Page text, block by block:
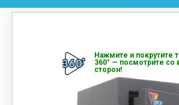
МЕТАЛЛИЧЕСКАЯ МЕБЕЛЬ
Нажмите и покрутите
360° — посмотрите со
сторон!